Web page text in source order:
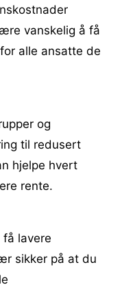
vanskelig å få
alle ansatte de
og
til redusert
hjelpe hvert
rente.
lavere
sikker på at du